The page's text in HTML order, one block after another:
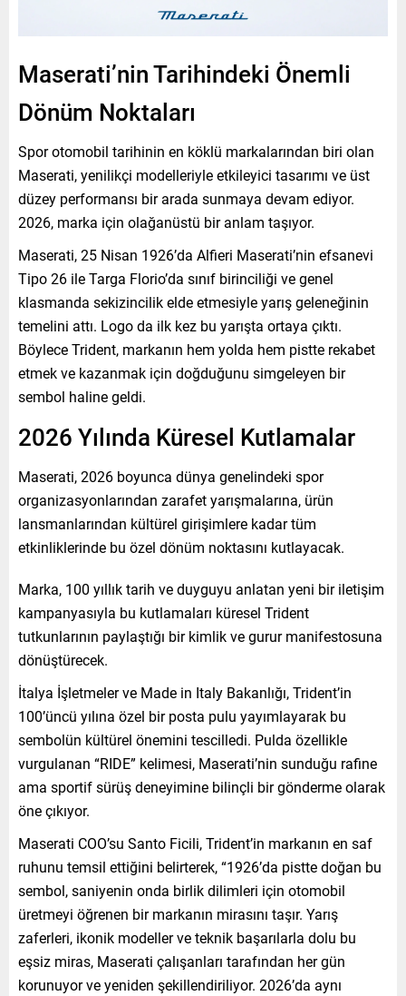
Maserati’nin Tarihindeki Önemli
Dönüm Noktaları
Spor otomobil tarihinin en köklü markalarından biri olan
Maserati, yenilikçi modelleriyle etkileyici tasarımı ve üst
düzey performansı bir arada sunmaya devam ediyor.
2026, marka için olağanüstü bir anlam taşıyor.
Maserati, 25 Nisan 1926’da Alfieri Maserati’nin efsanevi
Tipo 26 ile Targa Florio’da sınıf birinciliği ve genel
klasmanda sekizincilik elde etmesiyle yarış geleneğinin
temelini attı. Logo da ilk kez bu yarışta ortaya çıktı.
Böylece Trident, markanın hem yolda hem pistte rekabet
etmek ve kazanmak için doğduğunu simgeleyen bir
sembol haline geldi.
2026 Yılında Küresel Kutlamalar
Maserati, 2026 boyunca dünya genelindeki spor
organizasyonlarından zarafet yarışmalarına, ürün
lansmanlarından kültürel girişimlere kadar tüm
etkinliklerinde bu özel dönüm noktasını kutlayacak.
Marka, 100 yıllık tarih ve duyguyu anlatan yeni bir iletişim
kampanyasıyla bu kutlamaları küresel Trident
tutkunlarının paylaştığı bir kimlik ve gurur manifestosuna
dönüştürecek.
İtalya İşletmeler ve Made in Italy Bakanlığı, Trident’in
100’üncü yılına özel bir posta pulu yayımlayarak bu
sembolün kültürel önemini tescilledi. Pulda özellikle
vurgulanan “RIDE” kelimesi, Maserati’nin sunduğu rafine
ama sportif sürüş deneyimine bilinçli bir gönderme olarak
öne çıkıyor.
Maserati COO’su Santo Ficili, Trident’in markanın en saf
ruhunu temsil ettiğini belirterek, “1926’da pistte doğan bu
sembol, saniyenin onda birlik dilimleri için otomobil
üretmeyi öğrenen bir markanın mirasını taşır. Yarış
zaferleri, ikonik modeller ve teknik başarılarla dolu bu
eşsiz miras, Maserati çalışanları tarafından her gün
korunuyor ve yeniden şekillendiriliyor. 2026’da aynı